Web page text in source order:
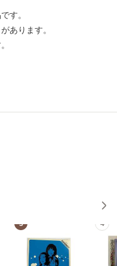
す。
あります。
3 4